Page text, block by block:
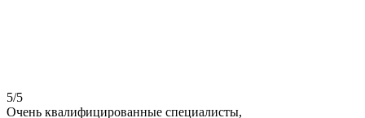
5/5
Очень квалифицированные специалисты,